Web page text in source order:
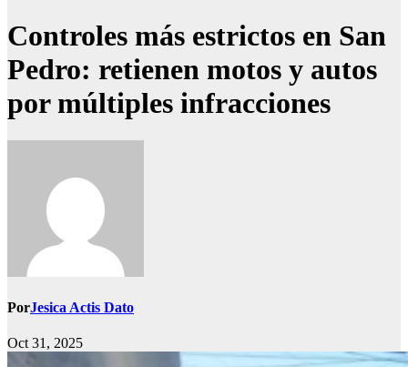
Controles más estrictos en San
Pedro: retienen motos y autos
por múltiples infracciones
PorJesica Actis Dato
Oct 31, 2025